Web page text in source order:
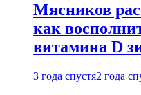
Мясников
как
витамина D
3 года спустя2 года